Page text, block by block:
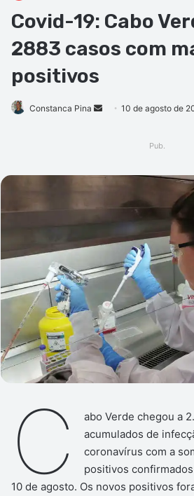
Covid-19: Cabo
2883 casos com
positivos
Constanca Pina
Mande10 de agosto de
Pub.
C
abo Verde chegou a
acumulados de
coronavírus com a
positivos
10 de agosto. Os novos positivos